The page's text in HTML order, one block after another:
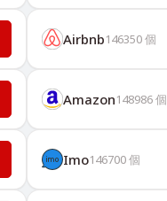
Airbnb146350個
Amazon148986個
Imo146700個